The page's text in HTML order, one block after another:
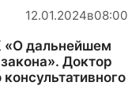
12.01.2024в08:00
«О дальнейшем
Доктор